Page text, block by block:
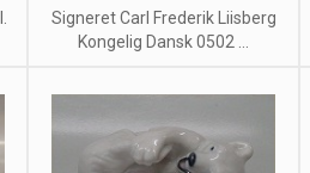
Signeret Carl Frederik Liisberg
Kongelig Dansk 0502 ...